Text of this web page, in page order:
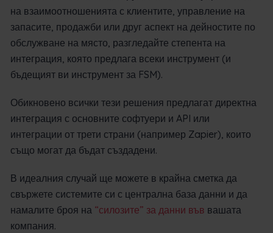
на взаимоотношенията с клиентите, управление на
запасите, продажби или друг аспект на дейностите по
обслужване на място, разгледайте степента на
интеграция, която предлага всеки инструмент (и
бъдещият ви инструмент за FSM).
Обикновено всички тези решения предлагат директна
интеграция с основните софтуери и API или
интеграции от трети страни (например Zapier), които
също могат да бъдат създадени.
В идеалния случай ще можете в крайна сметка да
свържете системите си с централна база данни и да
намалите броя на “силозите” за данни във вашата
компания.